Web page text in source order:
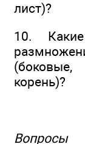
лист)?
10.
корень)?